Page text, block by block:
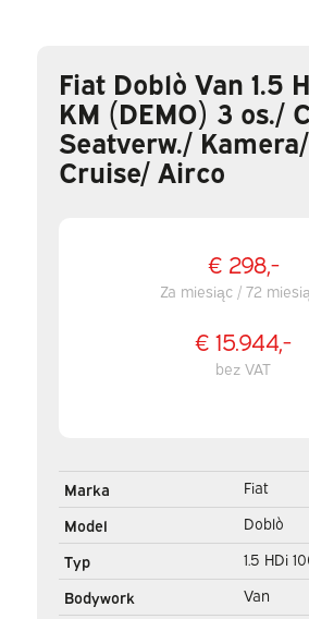
Fiat Doblò Van 1.5
KM (DEMO) 3 os./
Seatverw./
Cruise/ Airco
€ 298,-
Za miesiąc / 72
€ 15.944,-
bez VAT
Marka
Fiat
Model
Doblò
Typ
1.5 HDi
Pers./
Bodywork Van